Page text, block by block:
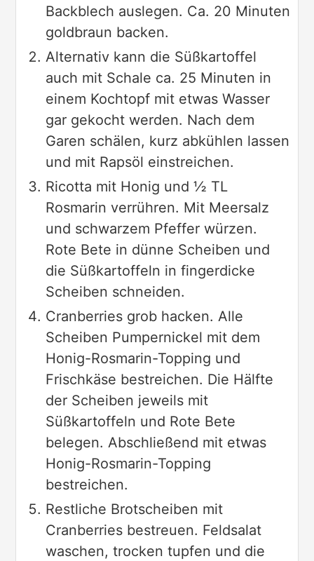
Backblech auslegen. Ca. 20 Minuten
goldbraun backen.
Alternativ kann die Süßkartoffel
auch mit Schale ca. 25 Minuten in
einem Kochtopf mit etwas Wasser
gar gekocht werden. Nach dem
Garen schälen, kurz abkühlen lassen
und mit Rapsöl einstreichen.
Ricotta mit Honig und ½ TL
Rosmarin verrühren. Mit Meersalz
und schwarzem Pfeffer würzen.
Rote Bete in dünne Scheiben und
die Süßkartoffeln in fingerdicke
Scheiben schneiden.
Cranberries grob hacken. Alle
Scheiben Pumpernickel mit dem
Honig-Rosmarin-Topping und
Frischkäse bestreichen. Die Hälfte
der Scheiben jeweils mit
Süßkartoffeln und Rote Bete
belegen. Abschließend mit etwas
Honig-Rosmarin-Topping
bestreichen.
Restliche Brotscheiben mit
Cranberries bestreuen. Feldsalat
waschen, trocken tupfen und die